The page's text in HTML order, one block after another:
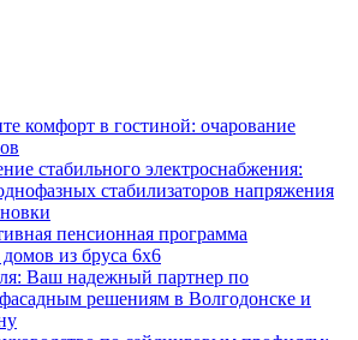
комфорт в гостиной: очарование
стабильного электроснабжения:
стабилизаторов напряжения
пенсионная программа
из бруса 6х6
Ваш надежный партнер по
решениям в Волгодонске и